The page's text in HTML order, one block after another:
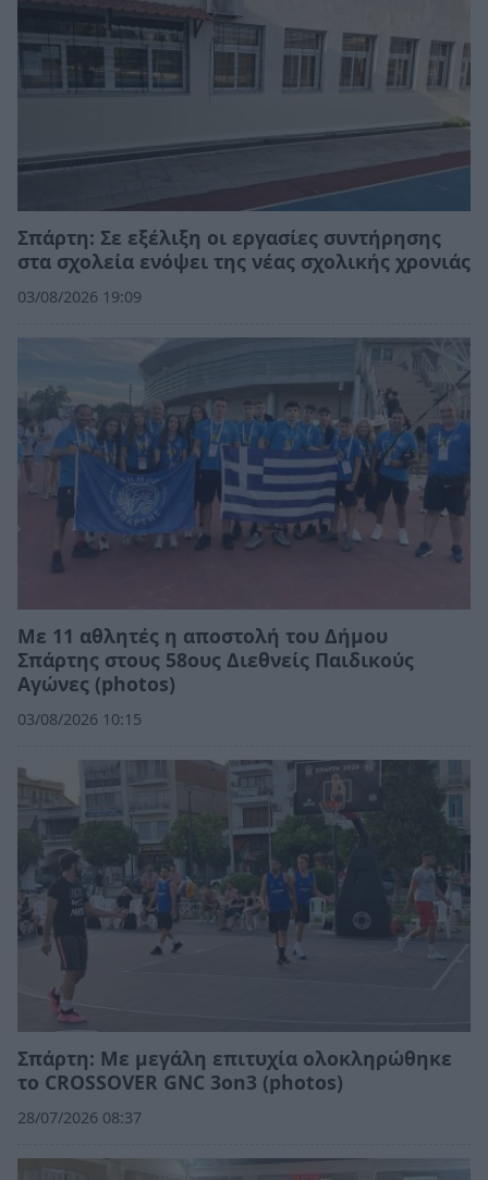
Σπάρτη: Σε εξέλιξη οι εργασίες συντήρησης
στα σχολεία ενόψει της νέας σχολικής χρονιάς
03/08/2026 19:09
Με 11 αθλητές η αποστολή του Δήμου
Σπάρτης στους 58ους Διεθνείς Παιδικούς
Αγώνες (photos)
03/08/2026 10:15
Σπάρτη: Με μεγάλη επιτυχία ολοκληρώθηκε
το CROSSOVER GNC 3on3 (photos)
28/07/2026 08:37